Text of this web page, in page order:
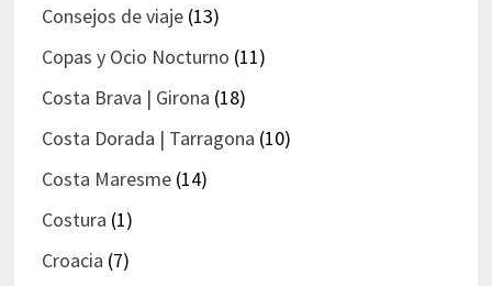
Consejos de viaje(13)
Copas y Ocio Nocturno (11)
Costa Brava | Girona (18)
Costa Dorada | Tarragona (10)
Costa Maresme(14)
Costura (1)
Croacia (7)